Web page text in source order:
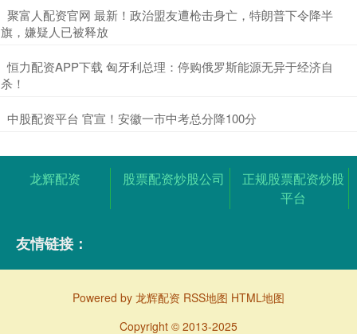
​聚富人配资官网 最新！政治盟友遭枪击身亡，特朗普下令降半
旗，嫌疑人已被释放
​恒力配资APP下载 匈牙利总理：停购俄罗斯能源无异于经济自
杀！
​中股配资平台 官宣！安徽一市中考总分降100分
龙辉配资 股票配资炒股公司
正规股票配资炒股
平台
友情链接：
Powered by 龙辉配资 RSS地图 HTML地图
Copyright © 2013-2025